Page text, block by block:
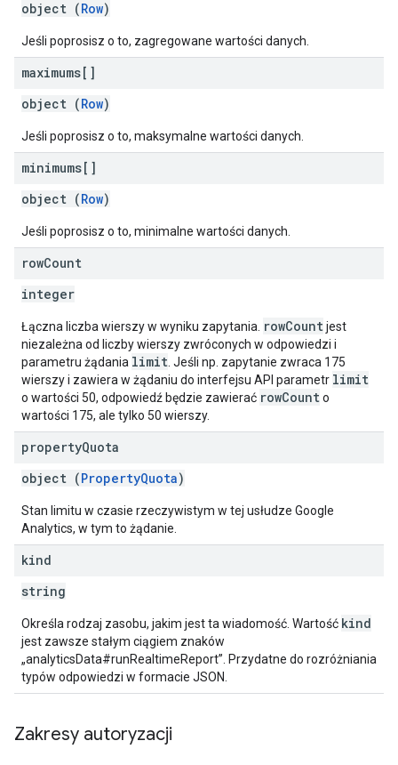
object (Row)
Jeśli poprosisz o to, zagregowane wartości danych.
maximums[]
object (Row)
Jeśli poprosisz o to, maksymalne wartości danych.
minimums[]
object (Row)
Jeśli poprosisz o to, minimalne wartości danych.
rowCount
integer
Łączna liczba wierszy w wyniku zapytania. rowCountjest
niezależna od liczby wierszy zwróconych w odpowiedzi i
parametru żądania limit . Jeśli np. zapytanie zwraca 175
wierszy i zawiera w żądaniu do interfejsu API parametr limit
o wartości 50, odpowiedź będzie zawierać rowCounto
wartości 175, ale tylko 50 wierszy.
propertyQuota
object (PropertyQuota)
Stan limitu w czasie rzeczywistym w tej usłudze Google
Analytics, w tym to żądanie.
kind
string
Określa rodzaj zasobu, jakim jest ta wiadomość. Wartość kind
jest zawsze stałym ciągiem znaków
„analyticsData#runRealtimeReport”. Przydatne do rozróżniania
typów odpowiedzi w formacie JSON.
Zakresy autoryzacji